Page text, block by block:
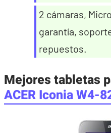
2 cámaras,
garantía,
repuestos.
Mejores tabletas
ACER Iconia W4-